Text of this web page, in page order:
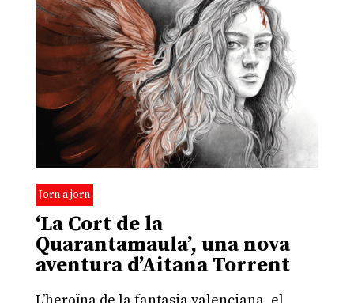
Jorn a jorn
‘La Cort de la
Quarantamaula’, una nova
aventura d’Aitana Torrent